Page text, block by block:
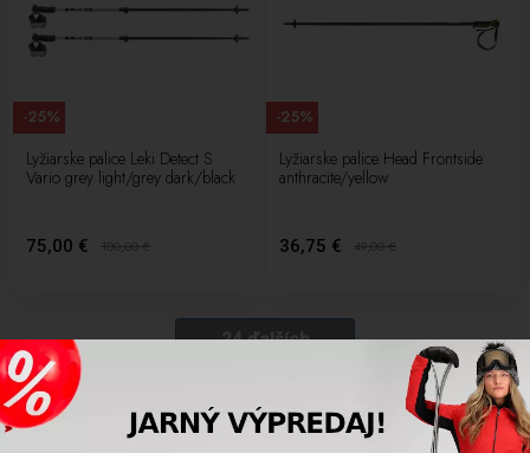
Lyžiarske palice Leki Detect S
Vario grey light/grey dark/black
75,00 € 100,00€
-25%
Lyžiarske palice Head Frontside
anthracite/yellow
36,75 € 49,00€
-25%
24 ďalších
2 3